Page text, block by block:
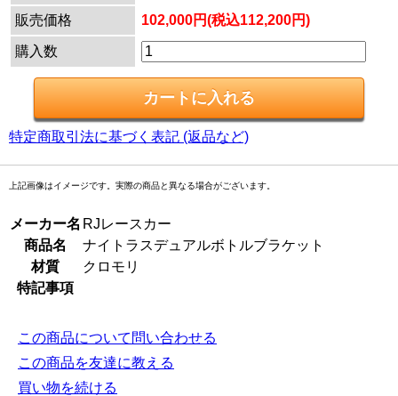
販売価格
102,000円(税込112,200円)
購入数
特定商取引法に基づく表記 (返品など)
上記画像はイメージです。実際の商品と異なる場合がございます。
メーカー名 RJレースカー
商品名
ナイトラスデュアルボトルブラケット
材質
クロモリ
特記事項
この商品について問い合わせる
この商品を友達に教える
買い物を続ける